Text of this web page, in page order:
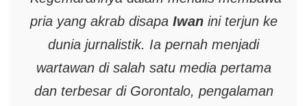
pria yang akrab disapa Iwanini terjun ke
dunia jurnalistik. Ia pernah menjadi
wartawan di salah satu media pertama
dan terbesar di Gorontalo, pengalaman